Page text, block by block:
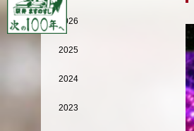
2026
2025
2024
2023